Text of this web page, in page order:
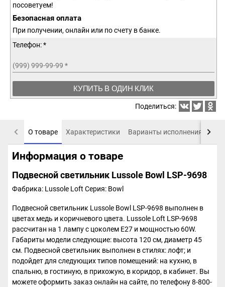
посоветуем!
Безопасная оплата
При получении, онлайн или по счету в банке.
Телефон: *
(999) 999-99-99 *
КУПИТЬ В ОДИН КЛИК
Поделиться:
О товаре Характеристики Варианты исполнения
Информация о товаре
Подвесной светильник Lussole Bowl LSP-9698
Фабрика: Lussole Loft Серия: Bowl
Подвесной светильник Lussole Bowl LSP-9698 выполнен в
цветах медь и коричневого цвета. Lussole Loft LSP-9698
рассчитан на 1 лампу с цоколем E27 и мощностью 60W.
Габариты модели следующие: высота 120 см, диаметр 45
см. Подвесной светильник выполнен в стилях: лофт; и
подойдет для следующих типов помещений: на кухню, в
спальню, в гостиную, в прихожую, в коридор, в кабинет. Вы
можете оформить заказ онлайн на сайте, по телефону 8-800-